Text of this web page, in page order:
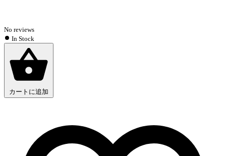
No reviews
In Stock
カートに追加